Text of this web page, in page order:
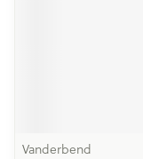
Vanderbend